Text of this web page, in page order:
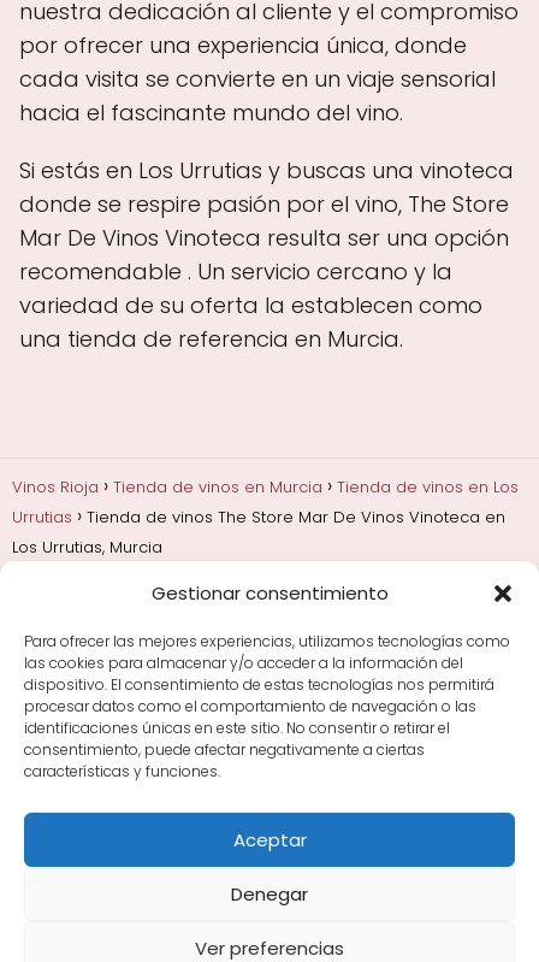
Gestionar consentimiento
Para ofrecer las mejores experiencias, utilizamos tecnologías como
las cookies para almacenar y/o acceder a la información del
dispositivo. El consentimiento de estas tecnologías nos permitirá
procesar datos como el comportamiento de navegación o las
identificaciones únicas en este sitio. No consentir o retirar el
consentimiento, puede afectar negativamente a ciertas
características y funciones.
Aceptar
Denegar
Ver preferencias
nuestra dedicación al cliente y el compromiso
por ofrecer una experiencia única, donde
cada visita se convierte en un viaje sensorial
hacia el fascinante mundo del vino.
Si estás en Los Urrutias y buscas una vinoteca
donde se respire pasión por el vino, The Store
Mar De Vinos Vinoteca resulta ser una opción
recomendable . Un servicio cercano y la
variedad de su oferta la establecen como
una tienda de referencia en Murcia.
Vinos Rioja Tienda de vinos en Murcia
Tienda de vinos en Los
Urrutias
Tienda de vinos The Store Mar De Vinos Vinoteca en
Los Urrutias, Murcia
Añadas, crianza y guarda
Bodegas y marcas de
Comprar vino
Rioja y guías de regalo
Cultura del vino y
curiosidades
Enoturismo en Rioja
Maridajes y vino en la mesa
Tiendas de vino por
ciudades
Tipos de Rioja y clasificación
bodegas por área
|Política de Cookies